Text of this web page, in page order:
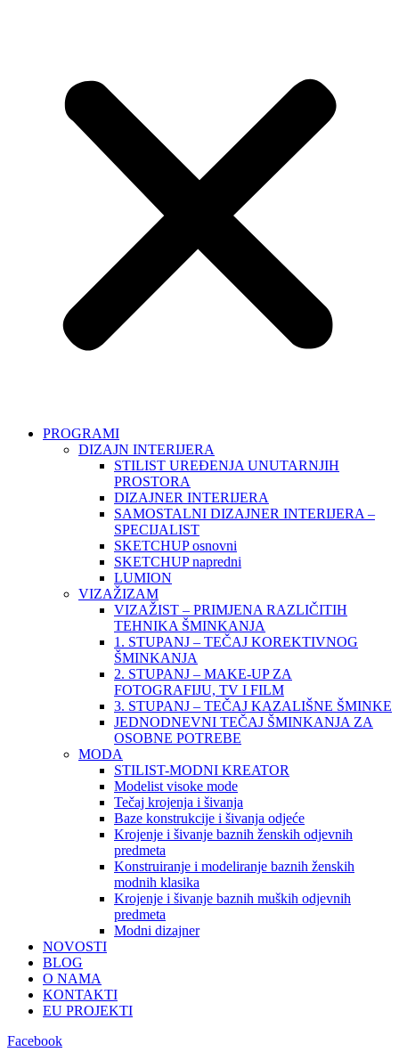
PROGRAMI
DIZAJN INTERIJERA
STILIST UREĐENJA UNUTARNJIH
PROSTORA
DIZAJNER INTERIJERA
SAMOSTALNI DIZAJNER INTERIJERA –
SPECIJALIST
SKETCHUP osnovni
SKETCHUP napredni
LUMION
VIZAŽIZAM
VIZAŽIST – PRIMJENA RAZLIČITIH
TEHNIKA ŠMINKANJA
1. STUPANJ – TEČAJ KOREKTIVNOG
ŠMINKANJA
2. STUPANJ – MAKE-UP ZA
FOTOGRAFIJU, TV I FILM
3. STUPANJ – TEČAJ KAZALIŠNE ŠMINKE
JEDNODNEVNI TEČAJ ŠMINKANJA ZA
OSOBNE POTREBE
MODA
STILIST-MODNI KREATOR
Modelist visoke mode
Tečaj krojenja i šivanja
Baze konstrukcije i šivanja odjeće
Krojenje i šivanje baznih ženskih odjevnih
predmeta
Konstruiranje i modeliranje baznih ženskih
modnih klasika
Krojenje i šivanje baznih muških odjevnih
predmeta
Modni dizajner
NOVOSTI
BLOG
O NAMA
KONTAKTI
EU PROJEKTI
Facebook